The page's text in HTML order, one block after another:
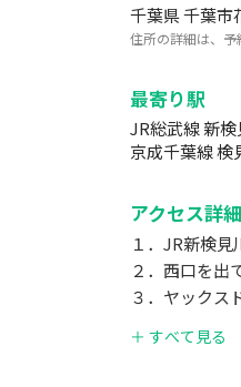
千葉県 千葉市
住所の詳細は、予
最寄り駅
JR総武線 新
京成千葉線 検
アクセス詳細
１．JR新検見
２．西口を出
３．ヤックス
＋ すべて見る